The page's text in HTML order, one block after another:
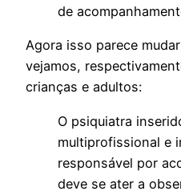
de
Agora isso parece
vejamos,
crianças e adultos:
O psiquiatra
multiprofissional e
responsável por
deve se ater a